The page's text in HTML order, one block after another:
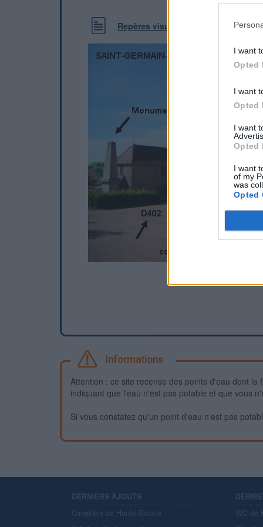
I want
Opted
I want
Opted
I want
Opted
I want
of my
was
Opted
Repères visuels
Informations
Attention : ce site recense des points d'eau dont
indiquant que l'eau n'est pas potable et que vous
Si vous constatez qu'un point d'eau n'est pas
DERNIERS AJOUTS
Cimetière de Haute-Rivoire
WC de